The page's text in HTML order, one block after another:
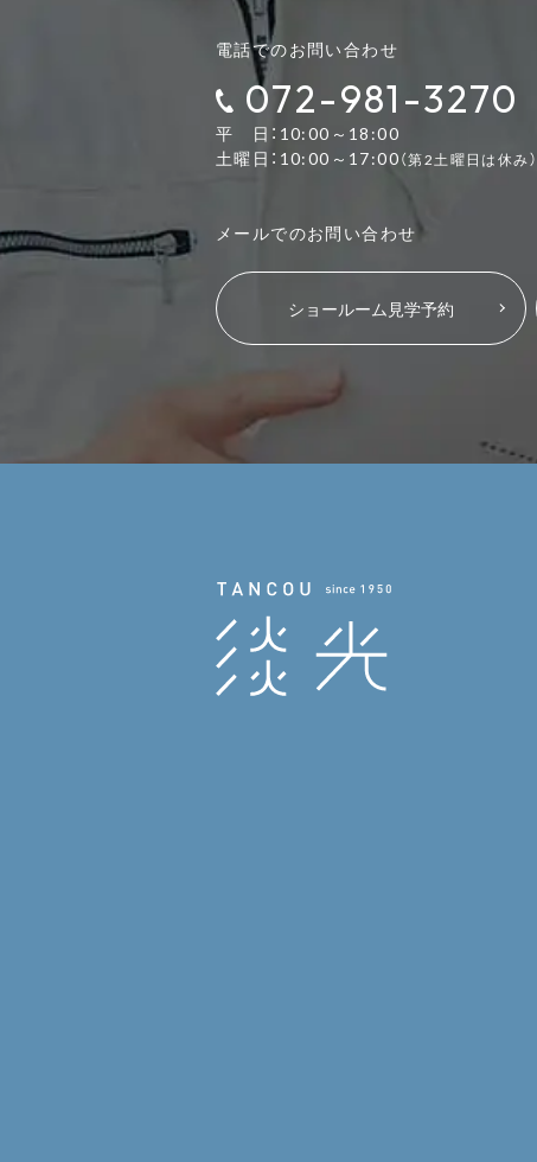
電話でのお問い合わせ
072-981-3270
平 日：10:00～18:00
土曜日：10:00～17:00（第2土曜日は休み）
メールでのお問い合わせ
ショールーム見学予約